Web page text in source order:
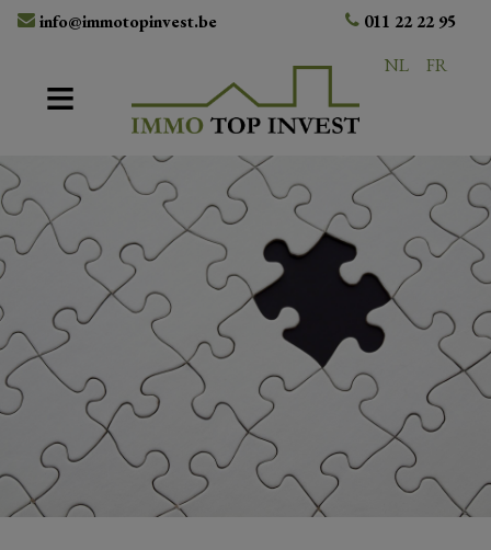
info@immotopinvest.be
011 22 22 95
NL
FR